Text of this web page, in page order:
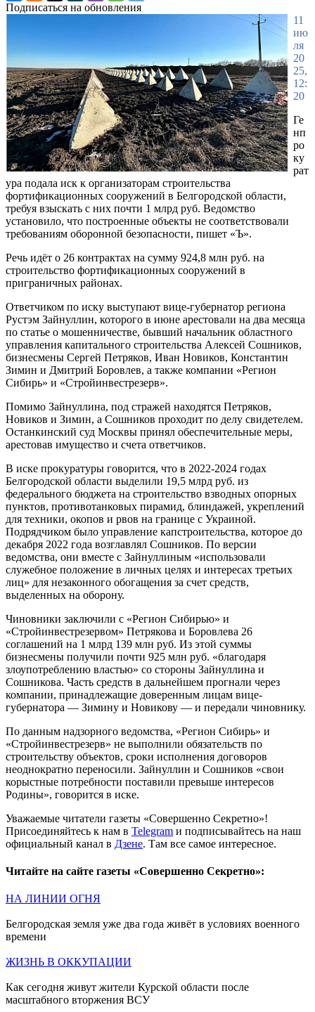
Подписаться на обновления
11
ию
ля
20
25,
12:
20
Ге
нп
ро
ку
рат
ура подала иск к организаторам строительства
фортификационных сооружений в Белгородской области,
требуя взыскать с них почти 1 млрд руб. Ведомство
установило, что построенные объекты не соответствовали
требованиям оборонной безопасности, пишет «Ъ».
Речь идёт о 26 контрактах на сумму 924,8 млн руб. на
строительство фортификационных сооружений в
приграничных районах.
Ответчиком по иску выступают вице-губернатор региона
Рустэм Зайнуллин, которого в июне арестовали на два месяца
по статье о мошенничестве, бывший начальник областного
управления капитального строительства Алексей Сошников,
бизнесмены Сергей Петряков, Иван Новиков, Константин
Зимин и Дмитрий Боровлев, а также компании «Регион
Сибирь» и «Стройинвестрезерв».
Помимо Зайнуллина, под стражей находятся Петряков,
Новиков и Зимин, а Сошников проходит по делу свидетелем.
Останкинский суд Москвы принял обеспечительные меры,
арестовав имущество и счета ответчиков.
В иске прокуратуры говорится, что в 2022-2024 годах
Белгородской области выделили 19,5 млрд руб. из
федерального бюджета на строительство взводных опорных
пунктов, противотанковых пирамид, блиндажей, укреплений
для техники, окопов и рвов на границе с Украиной.
Подрядчиком было управление капстроительства, которое до
декабря 2022 года возглавлял Сошников. По версии
ведомства, они вместе с Зайнуллиным «использовали
служебное положение в личных целях и интересах третьих
лиц» для незаконного обогащения за счет средств,
выделенных на оборону.
Чиновники заключили с «Регион Сибирью» и
«Стройинвестрезервом» Петрякова и Боровлева 26
соглашений на 1 млрд 139 млн руб. Из этой суммы
бизнесмены получили почти 925 млн руб. «благодаря
злоупотреблению властью» со стороны Зайнуллина и
Сошникова. Часть средств в дальнейшем прогнали через
компании, принадлежащие доверенным лицам вице-
губернатора — Зимину и Новикову — и передали чиновнику.
По данным надзорного ведомства, «Регион Сибирь» и
«Стройинвестрезерв» не выполнили обязательств по
строительству объектов, сроки исполнения договоров
неоднократно переносили. Зайнуллин и Сошников «свои
корыстные потребности поставили превыше интересов
Родины», говорится в иске.
Уважаемые читатели газеты «Совершенно Секретно»!
Присоединяйтесь к нам в Telegram и подписывайтесь на наш
официальный канал в Дзене. Там все самое интересное.
Читайте на сайте газеты «Совершенно Секретно»:
НА ЛИНИИ ОГНЯ
Белгородская земля уже два года живёт в условиях военного
времени
ЖИЗНЬ В ОККУПАЦИИ
Как сегодня живут жители Курской области после
масштабного вторжения ВСУ